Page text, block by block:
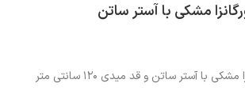
مشکی با آستر ساتن
با آستر ساتن و قد میدی ۱۲۰ سانتی متر